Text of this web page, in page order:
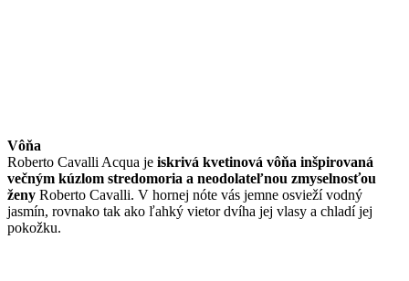
Vôňa
Roberto Cavalli Acqua je iskrivá kvetinová vôňa inšpirovaná
večným kúzlom stredomoria a neodolateľnou zmyselnosťou
ženy Roberto Cavalli. V hornej nóte vás jemne osvieží vodný
jasmín, rovnako tak ako ľahký vietor dvíha jej vlasy a chladí jej
pokožku.